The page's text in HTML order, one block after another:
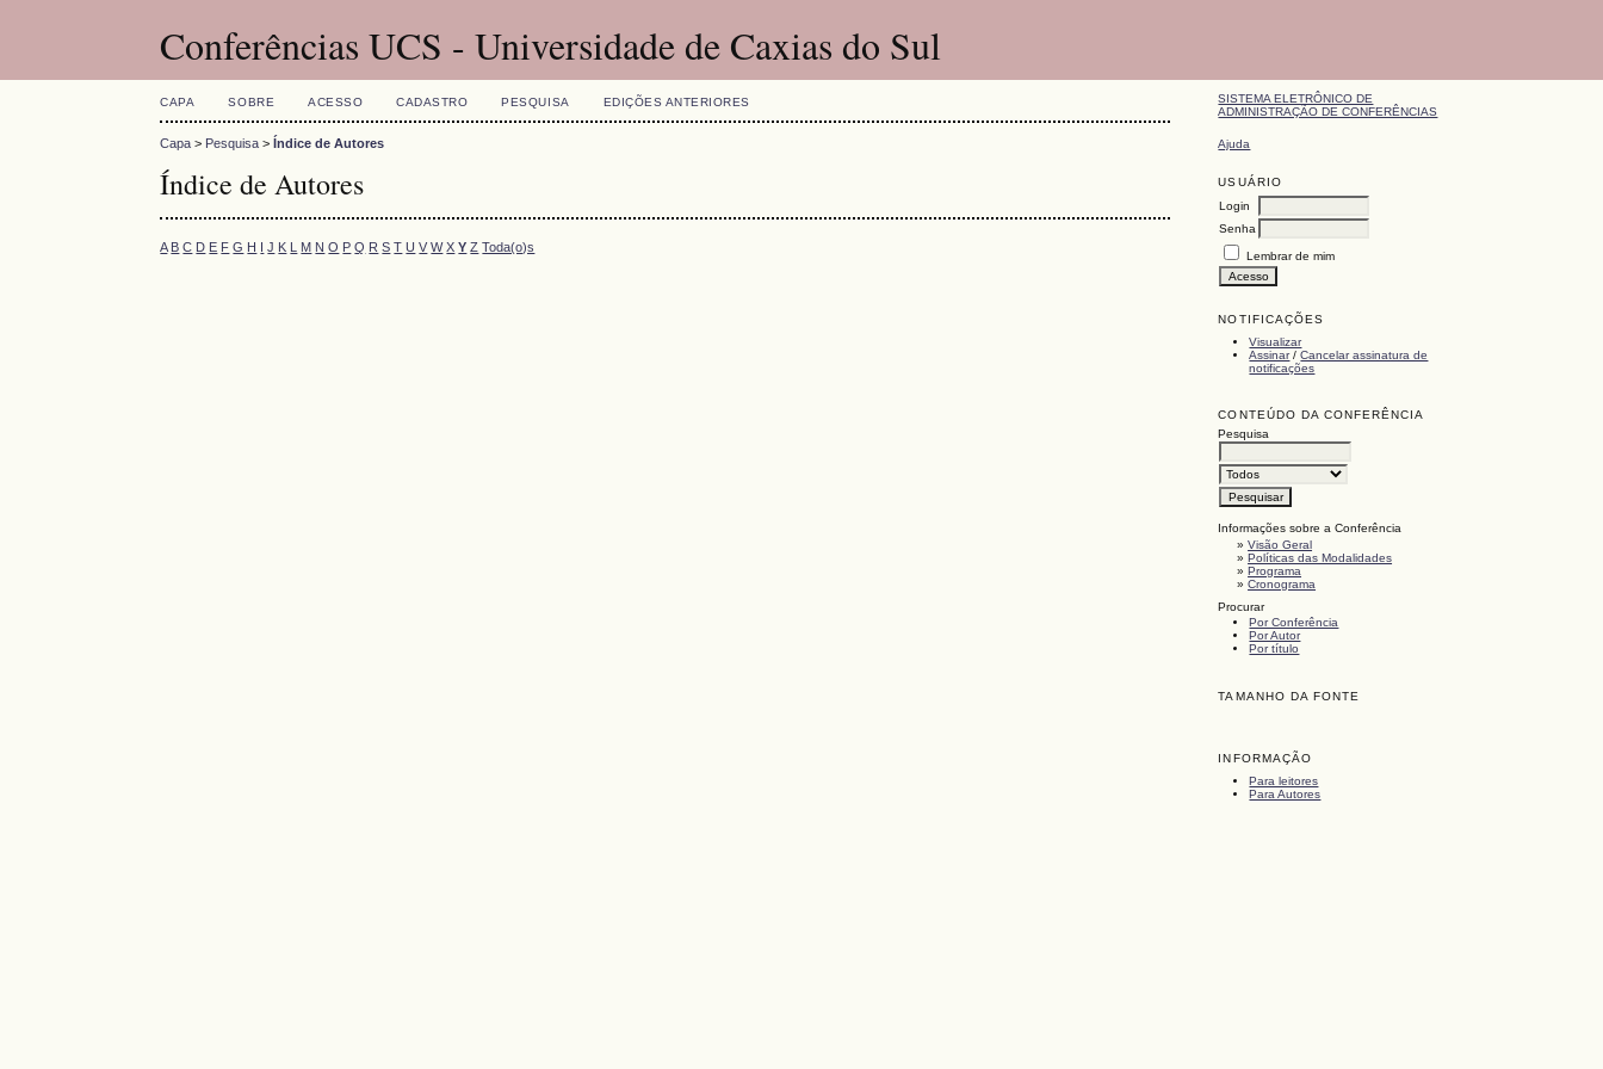
Conferências UCS - Universidade de Caxias do Sul
SISTEMA ELETRÔNICO DE
ADMINISTRAÇÃO DE CONFERÊNCIAS
Ajuda
USUÁRIO
Login
Senha
Lembrar de mim
NOTIFICAÇÕES
Visualizar
Assinar/Cancelar assinatura de
notificações
CONTEÚDO DA CONFERÊNCIA
Pesquisa
Informações sobre a Conferência
»Visão Geral
»Políticas das Modalidades
»Programa
»Cronograma
Procurar
Por Conferência
Por Autor
Por título
TAMANHO DA FONTE
INFORMAÇÃO
Para leitores
Para Autores
CAPA SOBRE ACESSO CADASTRO PESQUISA EDIÇÕES ANTERIORES
Capa > Pesquisa >Índice de Autores
Índice de Autores
A B C D E F G H I J K L M N O P Q R S T U V W X Y Z Toda(o)s